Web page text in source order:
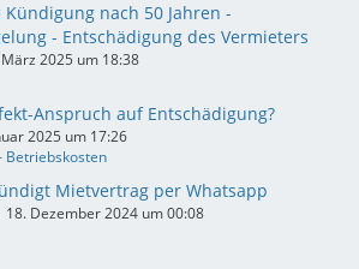
nach 50 Jahren -
- Entschädigung des Vermieters
2025 um 18:38
Anspruch auf Entschädigung?
2025 um 17:26
Betriebskosten
Mietvertrag per Whatsapp
18. Dezember 2024 um 00:08